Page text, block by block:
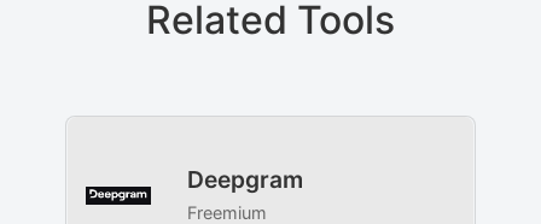
Related Tools
Deepgram
Freemium